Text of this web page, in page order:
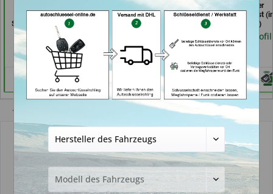
Schlüsseldienst Bernd
Schutte im Kaufpark (in
Göttingen)
Händlerprofil
Bergischer
Schlüsseldienst Brkic,
Brkic & Wiersbowsky
Händlerprofil
Calenberger
Schlüssedienst
Hannover)
Händlerprofil
Autoschlüsselgehäuse und Zubehör